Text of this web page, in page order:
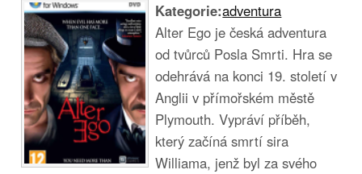
Kategorie:adventura
Alter Ego je česká adventura
od tvůrců Posla Smrti. Hra se
odehrává na konci 19. století v
Anglii v přímořském městě
Plymouth. Vypráví příběh,
který začíná smrtí sira
Williama, jenž byl za svého